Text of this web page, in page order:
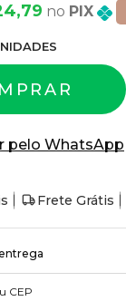
PIX
S
pelo WhatsApp
Frete Grátis